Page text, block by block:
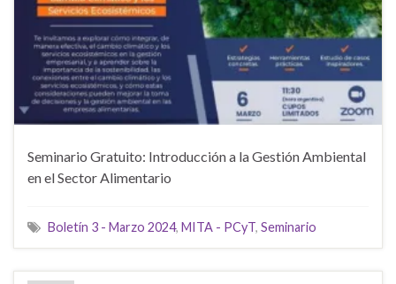
Seminario Gratuito: Introducción a la Gestión Ambiental
en el Sector Alimentario
Boletín 3 - Marzo 2024, MITA - PCyT, Seminario